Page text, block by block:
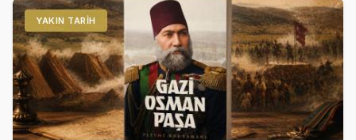
YAKIN TARIH